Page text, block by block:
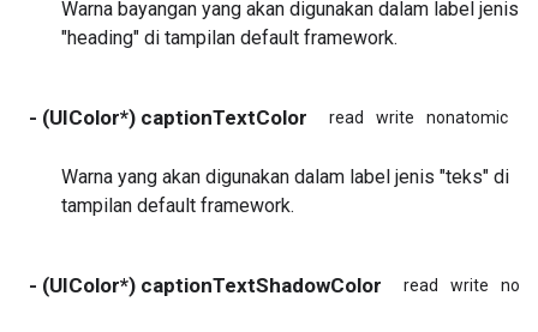
Warna bayangan yang akan digunakan dalam label jenis
"heading" di tampilan default framework.
- (UIColor*) captionTextColor read write nonatomic
Warna yang akan digunakan dalam label jenis "teks" di
tampilan default framework.
- (UIColor*) captionTextShadowColor read write